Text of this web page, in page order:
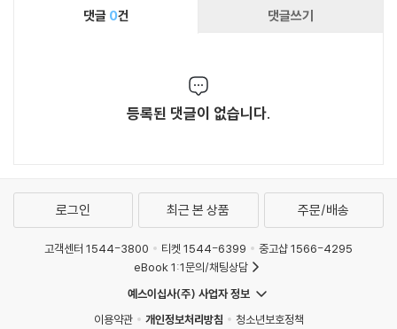
댓글 0건 댓글쓰기
등록된 댓글이 없습니다.
로그인 최근 본 상품 주문/배송
고객센터 1544-3800 티켓 1544-6399
중고샵 1566-4295
eBook 1:1문의/채팅상담
예스이십사(주) 사업자 정보
이용약관
개인정보처리방침 청소년보호정책